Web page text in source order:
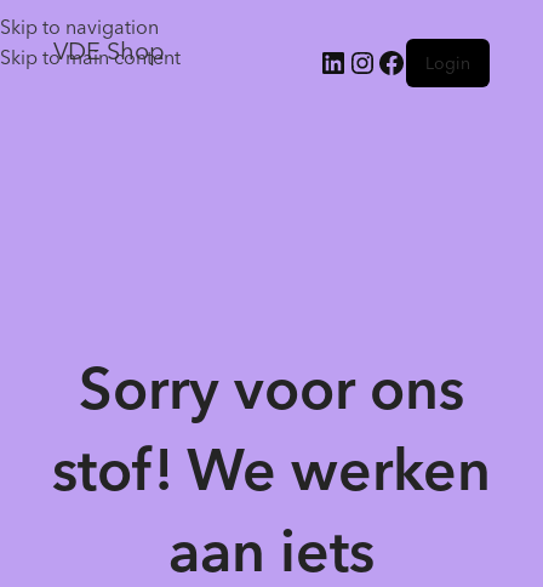
Skip to navigation
Skip to main content
VDE Shop Login
Sorry voor ons
stof! We werken
aan iets